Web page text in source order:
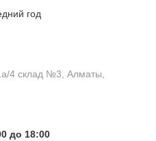
год
4 склад №3, Алматы,
до 18:00